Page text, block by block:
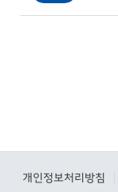
개인정보처리방침